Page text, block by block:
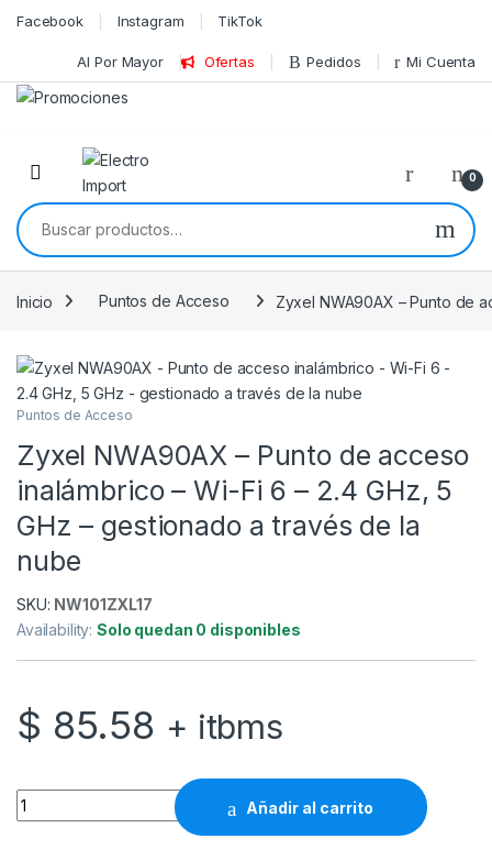
Skip to navigation
Skip to content
Facebook Instagram TikTok
Al Por Mayor Ofertas Pedidos Mi Cuenta
0
Buscar por:
Inicio Puntos de Acceso Zyxel NWA90AX – Punto de
Puntos de Acceso
Zyxel NWA90AX – Punto de acceso
inalámbrico – Wi-Fi 6 – 2.4 GHz, 5
GHz – gestionado a través de la
nube
SKU: NW101ZXL17
Availability:Solo quedan 0 disponibles
$ 85.58 + itbms
Zyxel NWA90AX - Punto de acceso inalámbrico - Wi-Fi 6 -
Añadir al carrito